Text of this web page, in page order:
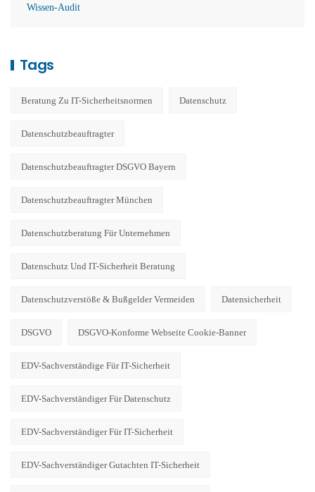
Wissen-Audit
Tags
Beratung Zu IT-Sicherheitsnormen Datenschutz
Datenschutzbeauftragter
Datenschutzbeauftragter DSGVO Bayern
Datenschutzbeauftragter München
Datenschutzberatung Für Unternehmen
Datenschutz Und IT-Sicherheit Beratung
Datenschutzverstöße & Bußgelder Vermeiden Datensicherheit
DSGVO DSGVO-Konforme Webseite Cookie-Banner
EDV-Sachverständige Für IT-Sicherheit
EDV-Sachverständiger Für Datenschutz
EDV-Sachverständiger Für IT-Sicherheit
EDV-Sachverständiger Gutachten IT-Sicherheit